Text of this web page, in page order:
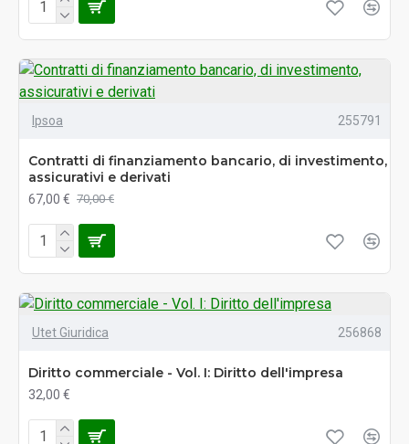
Ipsoa 255791
Contratti di finanziamento bancario, di investimento,
assicurativi e derivati
67,00 € 70,00 €
Utet Giuridica 256868
Diritto commerciale - Vol. I: Diritto dell'impresa
32,00 €